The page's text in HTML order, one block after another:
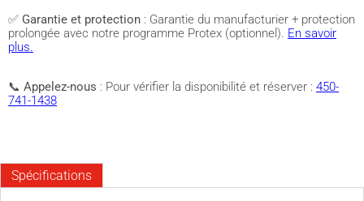
✅ Garantie et protection : Garantie du manufacturier + protection
prolongée avec notre programme Protex (optionnel). En savoir
plus.
📞 Appelez-nous : Pour vérifier la disponibilité et réserver : 450-
741-1438
Spécifications